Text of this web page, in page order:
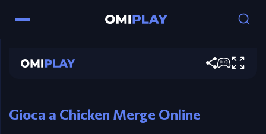
Chicken Merge
Il gioco è controllato completamente con il
Gioca a Chicken Merge Online